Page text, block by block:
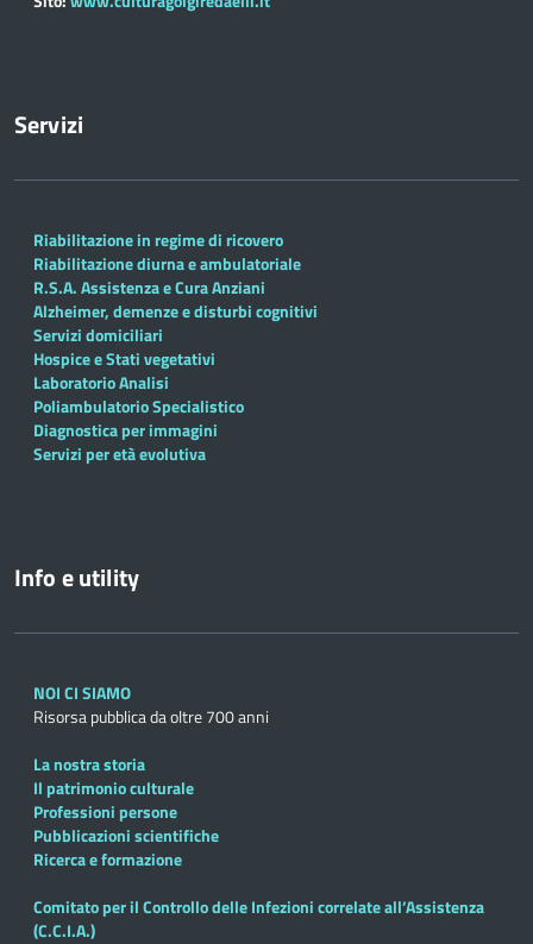
Servizi
Riabilitazione in regime di ricovero
Riabilitazione diurna e ambulatoriale
R.S.A. Assistenza e Cura Anziani
Alzheimer, demenze e disturbi cognitivi
Servizi domiciliari
Hospice e Stati vegetativi
Laboratorio Analisi
Poliambulatorio Specialistico
Diagnostica per immagini
Servizi per età evolutiva
Info e utility
NOI CI SIAMO
Risorsa pubblica da oltre 700 anni
La nostra storia
Il patrimonio culturale
Professioni persone
Pubblicazioni scientifiche
Ricerca e formazione
Comitato per il Controllo delle Infezioni correlate all’Assistenza
(C.C.I.A.)